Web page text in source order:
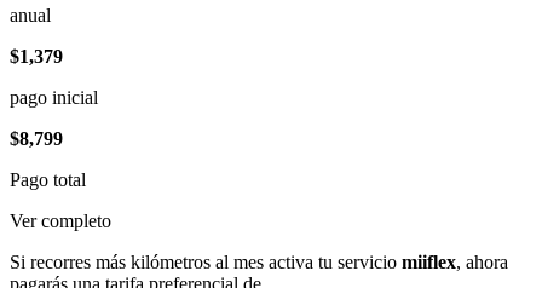
anual
$1,379
pago inicial
$8,799
Pago total
Ver completo
Si recorres más kilómetros al mes activa tu servicio miiflex, ahora
pagarás una tarifa preferencial de